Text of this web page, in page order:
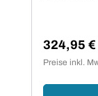
324,95 €
Preise inkl.